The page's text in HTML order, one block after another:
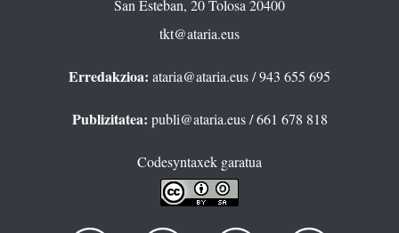
San Esteban, 20 Tolosa 20400
tkt@ataria.eus
Erredakzioa: ataria@ataria.eus/ 943 655 695
Publizitatea: publi@ataria.eus/ 661 678 818
Codesyntaxek garatua